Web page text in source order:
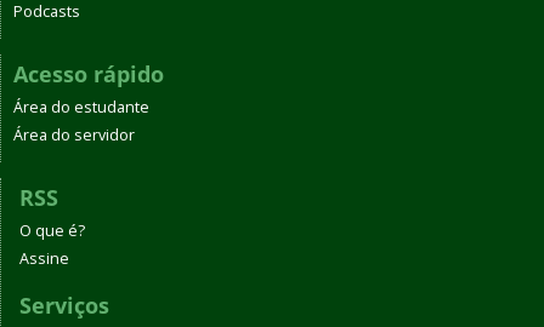
Podcasts
Acesso rápido
Área do estudante
Área do servidor
RSS
O que é?
Assine
Serviços